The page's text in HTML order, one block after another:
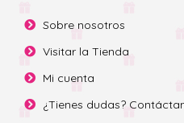
Sobre nosotros
Visitar la Tienda
Mi cuenta
¿Tienes dudas?